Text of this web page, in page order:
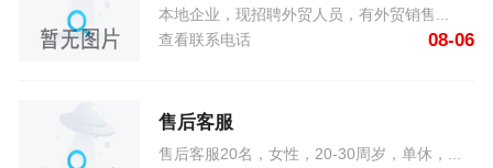
本地企业，现招聘外贸人员，有外贸销售...
查看联系电话
08-06
售后客服
售后客服20名，女性，20-30周岁，单休，...